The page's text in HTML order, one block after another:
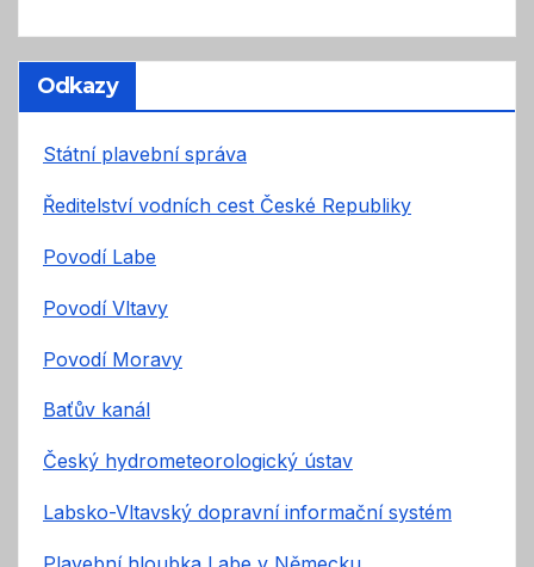
Odkazy
Státní plavební správa
Ředitelství vodních cest České Republiky
Povodí Labe
Povodí Vltavy
Povodí Moravy
Baťův kanál
Český hydrometeorologický ústav
Labsko-Vltavský dopravní informační systém